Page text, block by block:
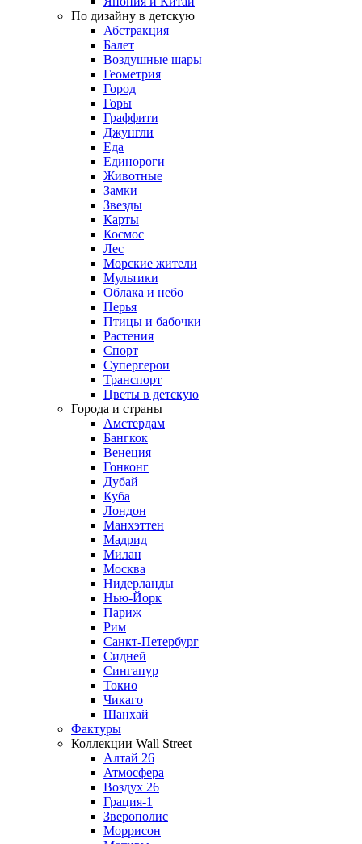
По дизайну в детскую
Абстракция
Балет
Воздушные шары
Геометрия
Город
Горы
Граффити
Джунгли
Еда
Единороги
Животные
Замки
Звезды
Карты
Космос
Лес
Морские жители
Мультики
Облака и небо
Перья
Птицы и бабочки
Растения
Спорт
Супергерои
Транспорт
Цветы в детскую
Города и страны
Амстердам
Бангкок
Венеция
Гонконг
Дубай
Куба
Лондон
Манхэттен
Мадрид
Милан
Москва
Нидерланды
Нью-Йорк
Париж
Рим
Санкт-Петербург
Сидней
Сингапур
Токио
Чикаго
Шанхай
Фактуры
Коллекции Wall Street
Алтай 26
Атмосфера
Воздух 26
Грация-1
Зверополис
Моррисон